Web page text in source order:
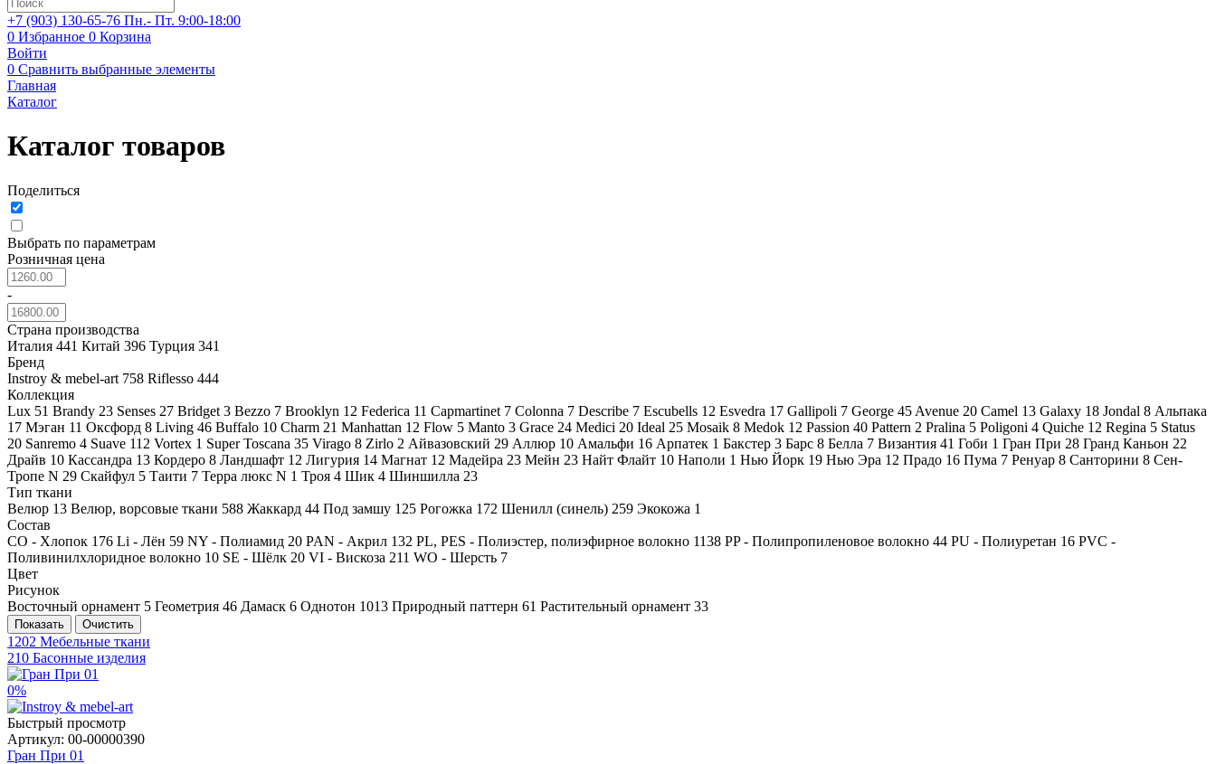
+7 (903) 130-65-76 Пн.- Пт. 9:00-18:00
0 Избранное 0 Корзина
Войти
0 Сравнить выбранные элементы
Главная
Каталог
Каталог товаров
Поделиться
Выбрать по параметрам
Розничная цена
-
Страна производства
Италия 441 Китай 396 Турция 341
Бренд
Instroy & mebel-art 758 Riflesso 444
Коллекция
Lux 51 Brandy 23 Senses 27 Bridget 3 Bezzo 7 Brooklyn 12 Federica 11 Capmartinet 7 Colonna 7 Describe 7 Escubells 12 Esvedra 17 Gallipoli 7 George 45 Avenue 20 Camel 13 Galaxy 18 Jondal 8 Альпака
17 Мэган 11 Оксфорд 8 Living 46 Buffalo 10 Charm 21 Manhattan 12 Flow 5 Manto 3 Grace 24 Medici 20 Ideal 25 Mosaik 8 Medok 12 Passion 40 Pattern 2 Pralina 5 Poligoni 4 Quiche 12 Regina 5 Status
20 Sanremo 4 Suave 112 Vortex 1 Super Toscana 35 Virago 8 Zirlo 2 Айвазовский 29 Аллюр 10 Амальфи 16 Арпатек 1 Бакстер 3 Барс 8 Белла 7 Византия 41 Гоби 1 Гран При 28 Гранд Каньон 22
Драйв 10 Кассандра 13 Кордеро 8 Ландшафт 12 Лигурия 14 Магнат 12 Мадейра 23 Мейн 23 Найт Флайт 10 Наполи 1 Нью Йорк 19 Нью Эра 12 Прадо 16 Пума 7 Ренуар 8 Санторини 8 Сен-
Тропе N 29 Скайфул 5 Таити 7 Терра люкс N 1 Троя 4 Шик 4 Шиншилла 23
Тип ткани
Велюр 13 Велюр, ворсовые ткани 588 Жаккард 44 Под замшу 125 Рогожка 172 Шенилл (синель) 259 Экокожа 1
Состав
CO - Хлопок 176 Li - Лён 59 NY - Полиамид 20 PAN - Акрил 132 PL, PES - Полиэстер, полиэфирное волокно 1138 PP - Полипропиленовое волокно 44 PU - Полиуретан 16 PVC -
Поливинилхлоридное волокно 10 SE - Шёлк 20 VI - Вискоза 211 WO - Шерсть 7
Цвет
Рисунок
Восточный орнамент 5 Геометрия 46 Дамаск 6 Однотон 1013 Природный паттерн 61 Растительный орнамент 33
Показать Очистить
1202 Мебельные ткани
210 Басонные изделия
0%
Быстрый просмотр
Артикул: 00-00000390
Гран При 01